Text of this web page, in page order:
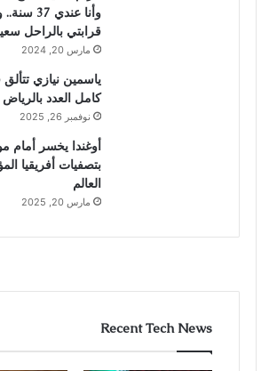
وأنا عندي
قرابتي بالراحل
مارس 20, 2024
ياسمين نيازي
كامل العدد بالرياض
نوفمبر 26, 2025
أوغندا يخسر أمام
بتصفيات أفريقيا
العالم
مارس 20, 2025
Recent Tech News